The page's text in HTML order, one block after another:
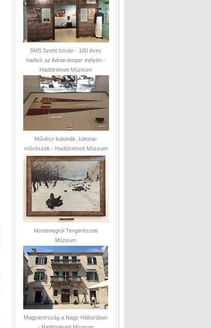
SMS Szent István - 100 éves
hadisír az Adriai-tenger mélyén -
Hadtörténeti Múzeum
Művész-katonák, katona-
művészek - Hadtörténeti Múzeum
Montenegrói Tengerészeti
Múzeum
Magyarország a Nagy Háborúban